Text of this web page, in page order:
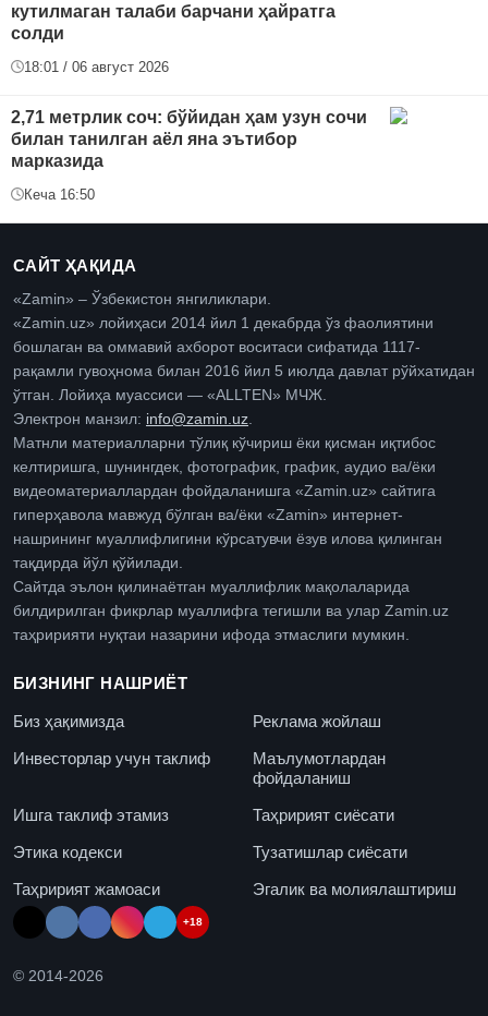
кутилмаган талаби барчани ҳайратга
солди
18:01 / 06 август 2026
2,71 метрлик соч: бўйидан ҳам узун сочи
билан танилган аёл яна эътибор
марказида
Кеча 16:50
САЙТ ҲАҚИДА
«Zamin» – Ўзбекистон янгиликлари.
«Zamin.uz» лойиҳаси 2014 йил 1 декабрда ўз фаолиятини
бошлаган ва оммавий ахборот воситаси сифатида 1117-
рақамли гувоҳнома билан 2016 йил 5 июлда давлат рўйхатидан
ўтган. Лойиҳа муассиси — «ALLTEN» МЧЖ.
Электрон манзил: info@zamin.uz
Матнли материалларни тўлиқ кўчириш ёки қисман иқтибос
келтиришга, шунингдек, фотографик, график, аудио ва/ёки
видеоматериаллардан фойдаланишга «Zamin.uz» сайтига
гиперҳавола мавжуд бўлган ва/ёки «Zamin» интернет-
нашрининг муаллифлигини кўрсатувчи ёзув илова қилинган
тақдирда йўл қўйилади.
Сайтда эълон қилинаётган муаллифлик мақолаларида
билдирилган фикрлар муаллифга тегишли ва улар Zamin.uz
таҳририяти нуқтаи назарини ифода этмаслиги мумкин.
БИЗНИНГ НАШРИЁТ
Биз ҳақимизда
Реклама жойлаш
Инвесторлар учун таклиф
Маълумотлардан
фойдаланиш
Ишга таклиф этамиз
Таҳририят сиёсати
Этика кодекси
Тузатишлар сиёсати
Таҳририят жамоаси
Эгалик ва молиялаштириш
+18
© 2014-2026